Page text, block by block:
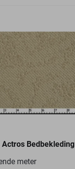
Actros Bedbekleding
meter